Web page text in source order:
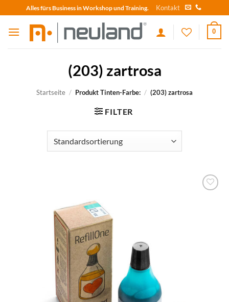
to
content
Alles fürs Business in Workshop und Training. Kontakt
0
(203) zartrosa
Startseite / Produkt Tinten-Farbe: / (203) zartrosa
FILTER